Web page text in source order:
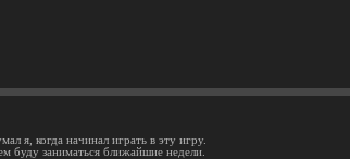
я, когда начинал играть в эту игру.
буду заниматься ближайшие недели.